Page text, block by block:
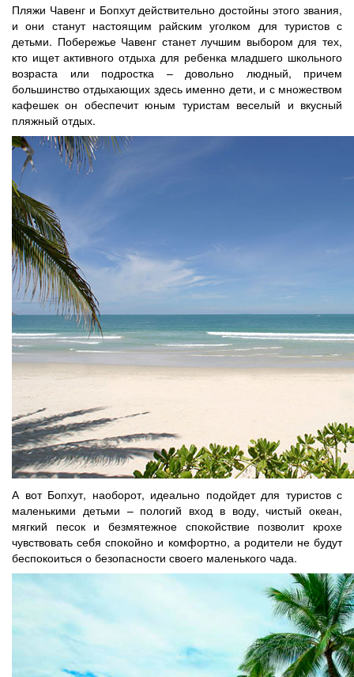
Пляжи Чавенг и Бопхут действительно достойны этого звания,
и они станут настоящим райским уголком для туристов с
детьми. Побережье Чавенг станет лучшим выбором для тех,
кто ищет активного отдыха для ребенка младшего школьного
возраста или подростка – довольно людный, причем
большинство отдыхающих здесь именно дети, и с множеством
кафешек он обеспечит юным туристам веселый и вкусный
пляжный отдых.
А вот Бопхут, наоборот, идеально подойдет для туристов с
маленькими детьми – пологий вход в воду, чистый океан,
мягкий песок и безмятежное спокойствие позволит крохе
чувствовать себя спокойно и комфортно, а родители не будут
беспокоиться о безопасности своего маленького чада.